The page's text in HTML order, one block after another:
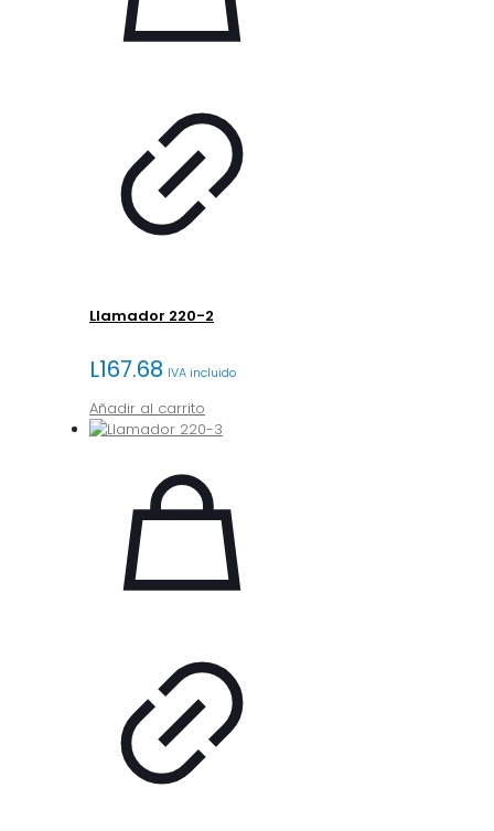
Llamador 220-2
L167.68 IVA incluido
Añadir al carrito